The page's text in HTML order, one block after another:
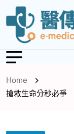
Home
搶救生命分秒必爭